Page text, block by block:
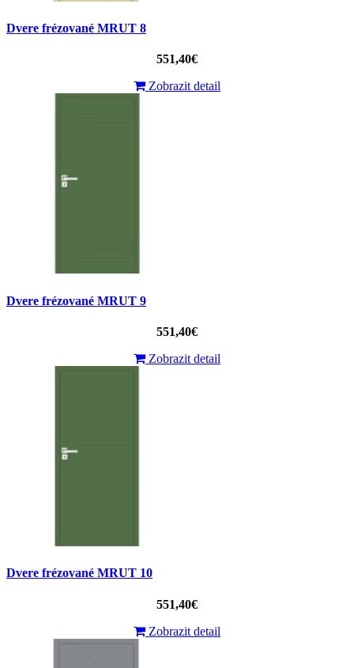
Dvere frézované MRUT 8
551,40€
Zobrazit detail
Dvere frézované MRUT 9
551,40€
Zobrazit detail
Dvere frézované MRUT 10
551,40€
Zobrazit detail